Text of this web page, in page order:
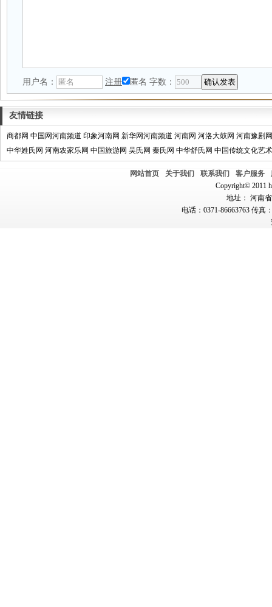
用户名： 注册 匿名 字数：
友情链接
商都网 中国网河南频道 印象河南网 新华网河南频道 河南网 河洛大鼓网 河南豫剧网
中华姓氏网 河南农家乐网 中国旅游网 吴氏网 秦氏网 中华舒氏网 中国传统文化艺
网站首页 关于我们 联系我们 客户服务
Copyright© 2011
地址： 河南
电话：0371-86663763 传真